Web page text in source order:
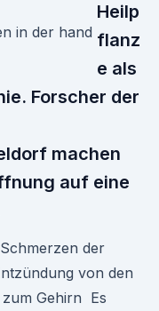
Heilp
flanz
e als
Forscher der
machen
auf eine
der
von den
Gehirn Es